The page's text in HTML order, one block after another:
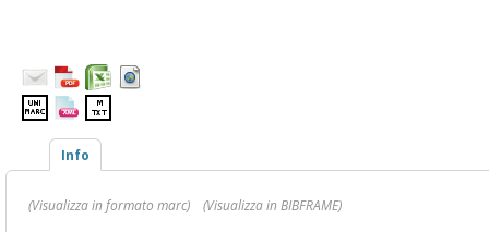
Info
(Visualizza in formato marc)
(Visualizza in BIBFRAME)